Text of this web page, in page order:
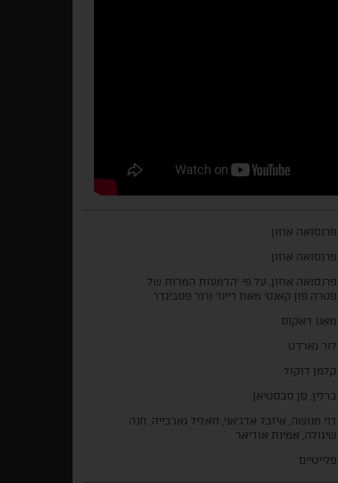
פרנסואה אוזון
פרנסואה אוזון
פרנסואה אוזון, על פי 'הדמעות המרות של
פטרה פון קאנט' מאת ריינר ורנר פסבינדר
מאנו דאקוס
לור גארדט
קלמן דוקול
ברלין, סן סבסטיאן
דני מנושה, איזבל אדג'אני, חאליל גארבייה, חנה
שיגולה, אמינת אודיאר
פלייטיים